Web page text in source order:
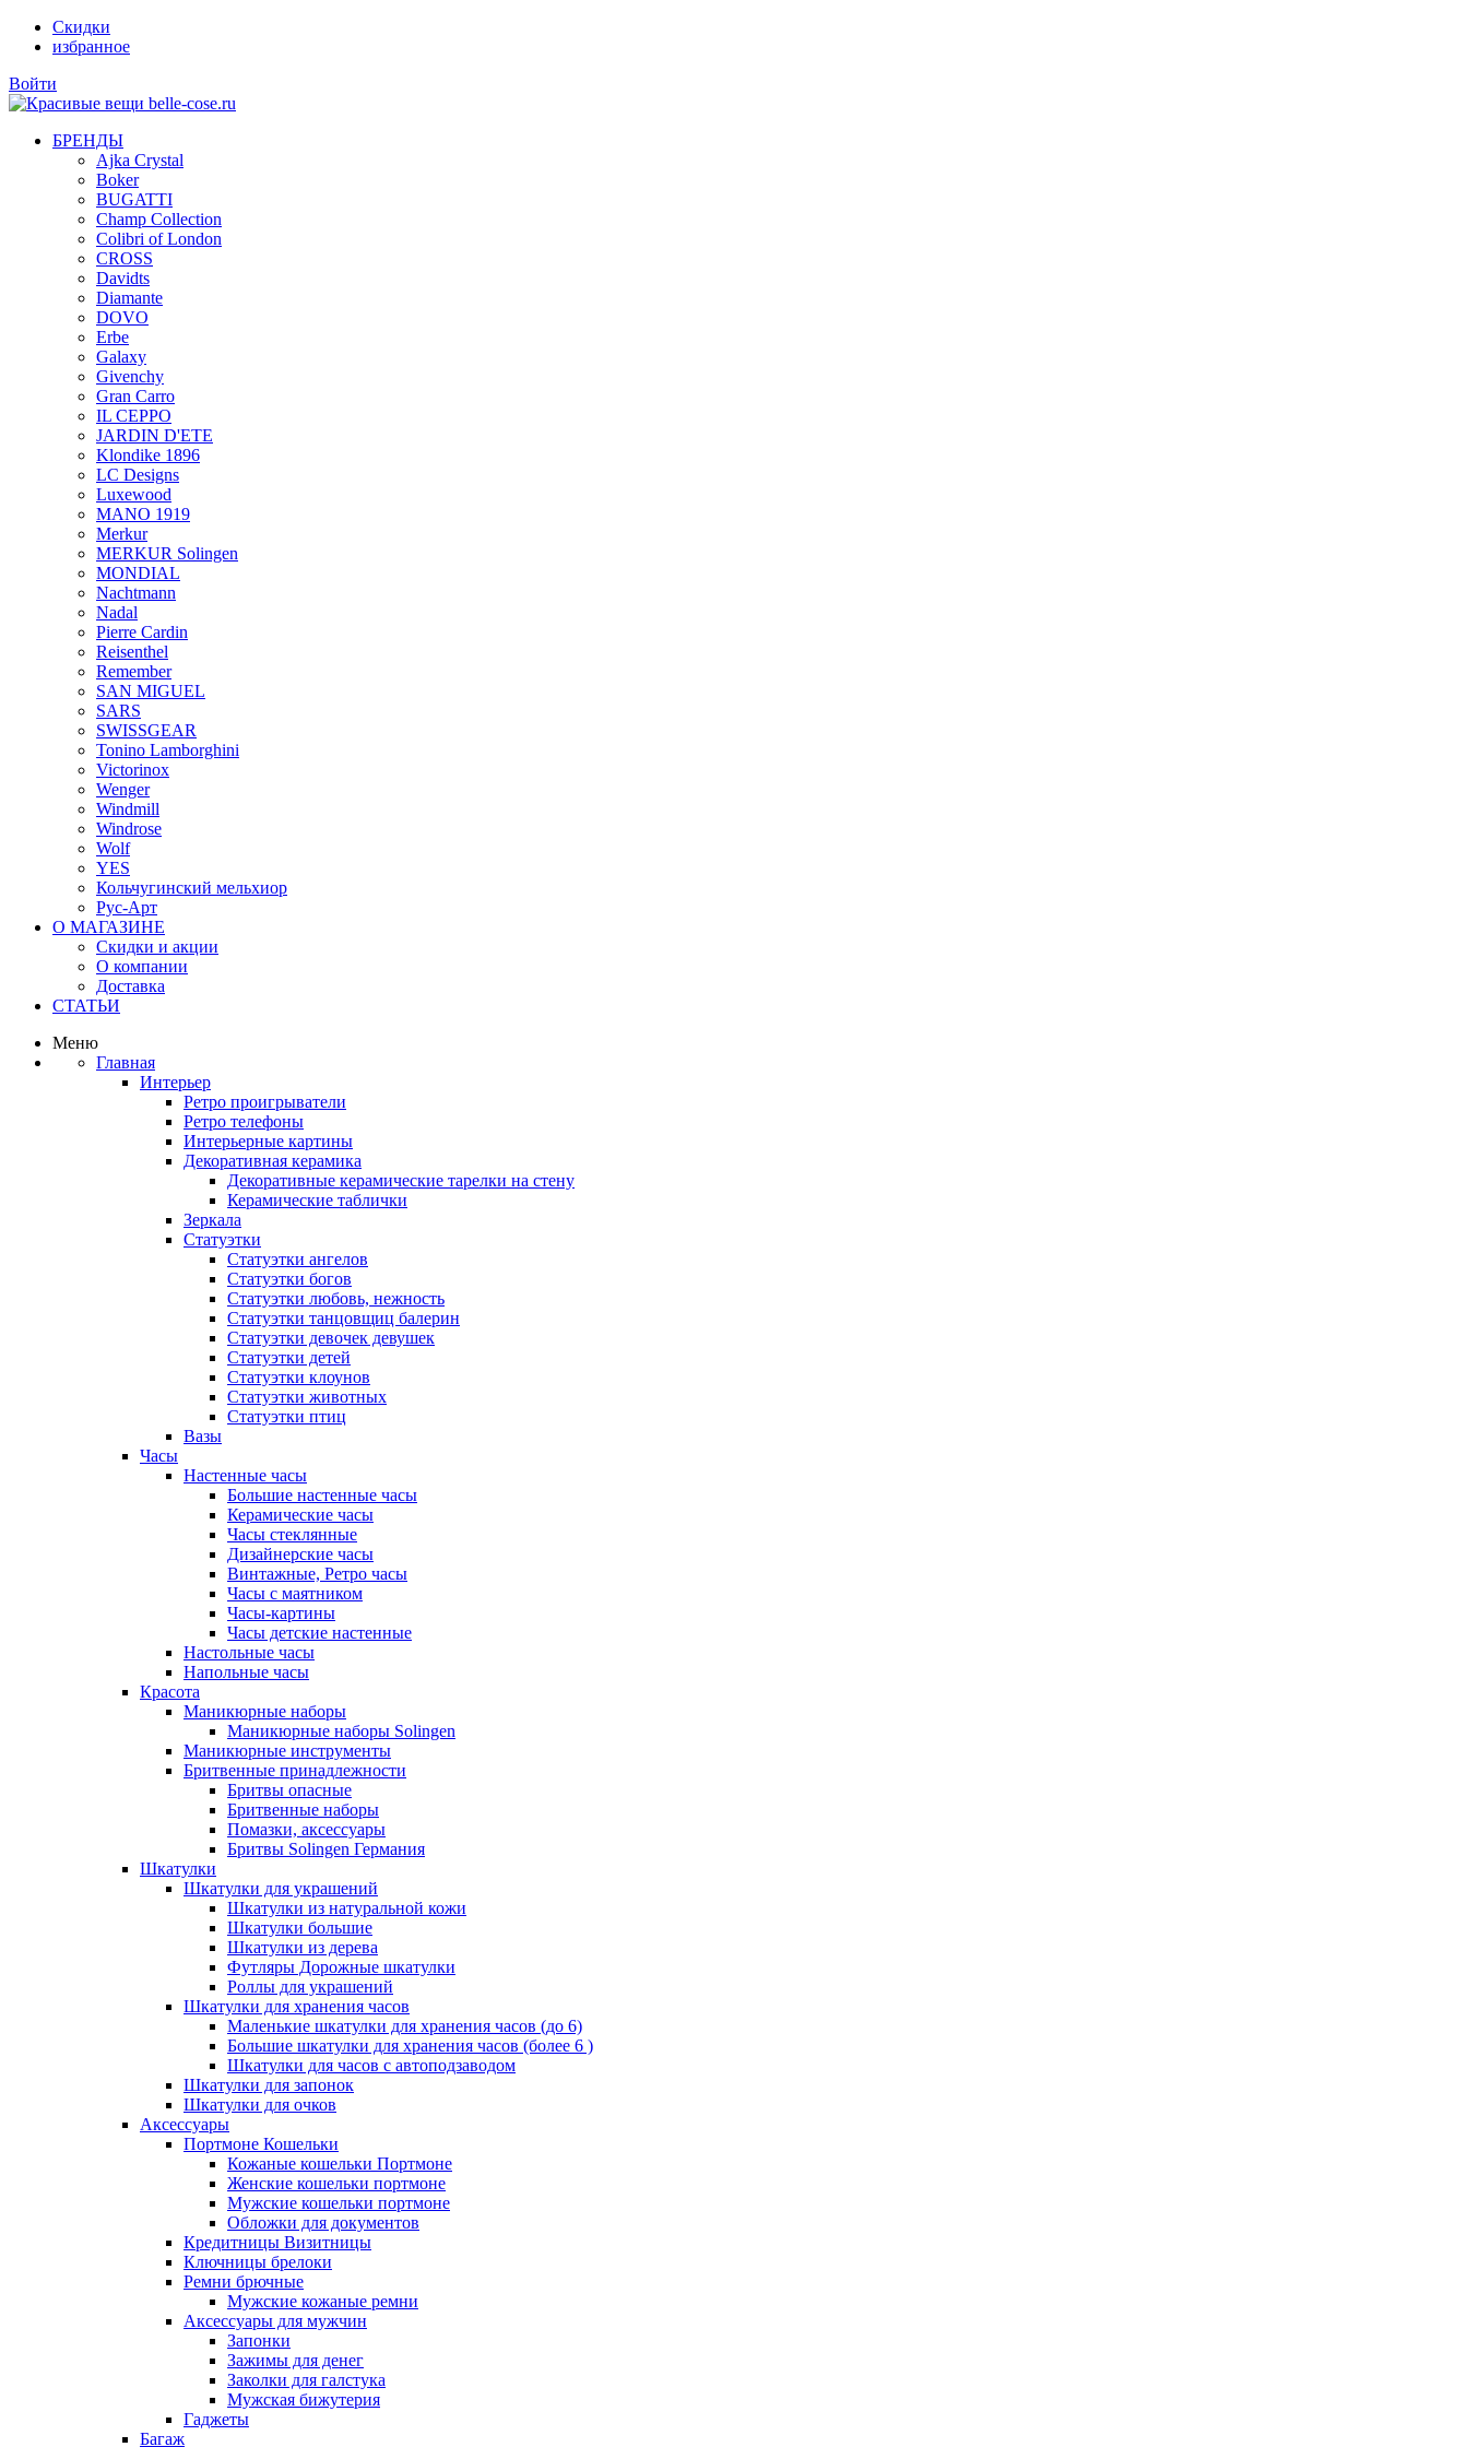
Скидки
избранное
Войти
БРЕНДЫ
Ajka Crystal
Boker
BUGATTI
Champ Collection
Colibri of London
CROSS
Davidts
Diamante
DOVO
Erbe
Galaxy
Givenchy
Gran Carro
IL CEPPO
JARDIN D'ETE
Klondike 1896
LC Designs
Luxewood
MANO 1919
Merkur
MERKUR Solingen
MONDIAL
Nachtmann
Nadal
Pierre Cardin
Reisenthel
Remember
SAN MIGUEL
SARS
SWISSGEAR
Tonino Lamborghini
Victorinox
Wenger
Windmill
Windrose
Wolf
YES
Кольчугинский мельхиор
Рус-Арт
О МАГАЗИНЕ
Скидки и акции
О компании
Доставка
СТАТЬИ
Меню
Главная
Интерьер
Ретро проигрыватели
Ретро телефоны
Интерьерные картины
Декоративная керамика
Декоративные керамические тарелки на стену
Керамические таблички
Зеркала
Статуэтки
Статуэтки ангелов
Статуэтки богов
Статуэтки любовь, нежность
Статуэтки танцовщиц балерин
Статуэтки девочек девушек
Статуэтки детей
Статуэтки клоунов
Статуэтки животных
Статуэтки птиц
Вазы
Часы
Настенные часы
Большие настенные часы
Керамические часы
Часы стеклянные
Дизайнерские часы
Винтажные, Ретро часы
Часы с маятником
Часы-картины
Часы детские настенные
Настольные часы
Напольные часы
Красота
Маникюрные наборы
Маникюрные наборы Solingen
Маникюрные инструменты
Бритвенные принадлежности
Бритвы опасные
Бритвенные наборы
Помазки, аксессуары
Бритвы Solingen Германия
Шкатулки
Шкатулки для украшений
Шкатулки из натуральной кожи
Шкатулки большие
Шкатулки из дерева
Футляры Дорожные шкатулки
Роллы для украшений
Шкатулки для хранения часов
Маленькие шкатулки для хранения часов (до 6)
Большие шкатулки для хранения часов (более 6 )
Шкатулки для часов с автоподзаводом
Шкатулки для запонок
Шкатулки для очков
Аксессуары
Портмоне Кошельки
Кожаные кошельки Портмоне
Женские кошельки портмоне
Мужские кошельки портмоне
Обложки для документов
Кредитницы Визитницы
Ключницы брелоки
Ремни брючные
Мужские кожаные ремни
Аксессуары для мужчин
Запонки
Зажимы для денег
Заколки для галстука
Мужская бижутерия
Гаджеты
Багаж